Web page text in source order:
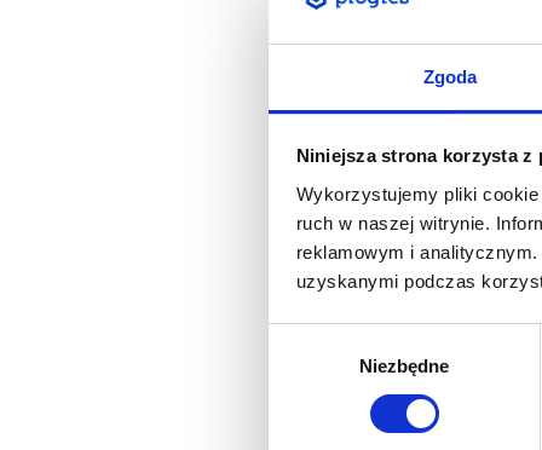
Zgoda
Niniejsza strona korzysta z
Wykorzystujemy pliki
ruch w naszej witrynie.
reklamowym i
uzyskanymi podczas
Niezbędne